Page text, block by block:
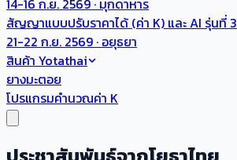
14-16 ก.ย. 2569 · มุกดาหาร
สัญญาแบบปรับราคาได้ (ค่า K) และ AI รุ่นที่ 3
21-22 ก.ย. 2569 · อยุธยา
สินค้า Yotathai
ยางมะตอย
โปรแกรมคำนวณค่า K